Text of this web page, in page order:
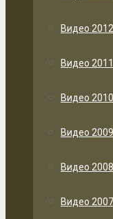
Видео 2012
Видео 2011
Видео 2010
Видео 2009
Видео 2008
Видео 2007